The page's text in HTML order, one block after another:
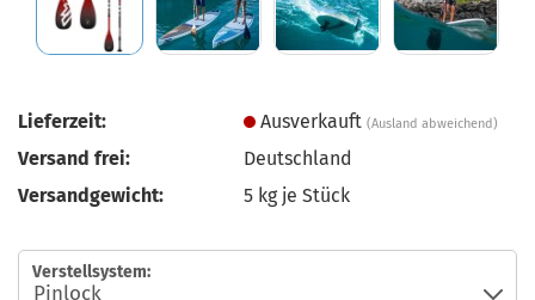
Lieferzeit: Ausverkauft(Ausland abweichend)
Versand frei:
Deutschland
Versandgewicht:
5 kg je Stück
Verstellsystem: